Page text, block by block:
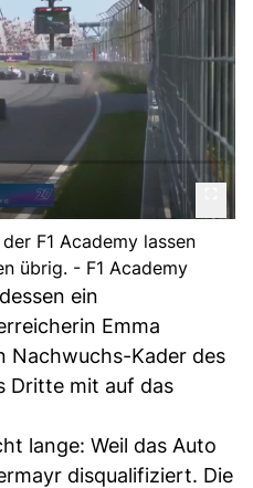
F1 Academy lassen
übrig. - F1 Academy
ein
Emma
Nachwuchs-Kader des
Dritte mit auf das
lange: Weil das Auto
disqualifiziert. Die